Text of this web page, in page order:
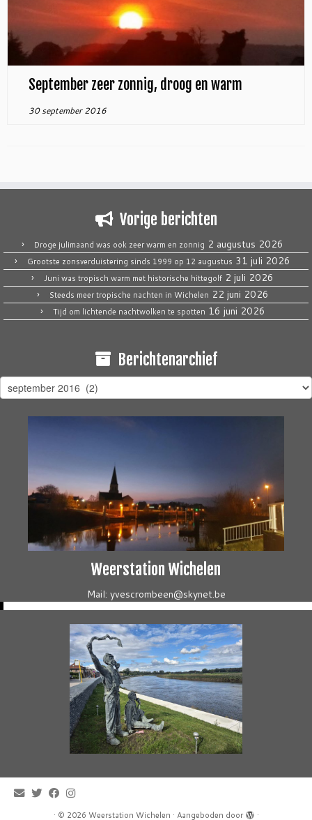
September zeer zonnig, droog en warm
30 september 2016
Vorige berichten
Droge julimaand was ook zeer warm en zonnig 2 augustus 2026
Grootste zonsverduistering sinds 1999 op 12 augustus 31 juli 2026
Juni was tropisch warm met historische hittegolf 2 juli 2026
Steeds meer tropische nachten in Wichelen 22 juni 2026
Tijd om lichtende nachtwolken te spotten 16 juni 2026
Berichtenarchief
Berichtenarchief
Weerstation Wichelen
Mail: yvescrombeen@skynet.be
· © 2026 Weerstation Wichelen · Aangeboden door ·